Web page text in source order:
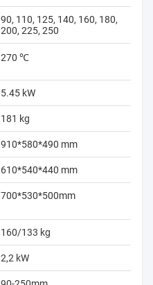
90, 110, 125, 140, 160, 180,
200, 225, 250
270 ℃
5.45 kW
181 kg
910*580*490 mm
610*540*440 mm
700*530*500mm
160/133 kg
2,2 kW